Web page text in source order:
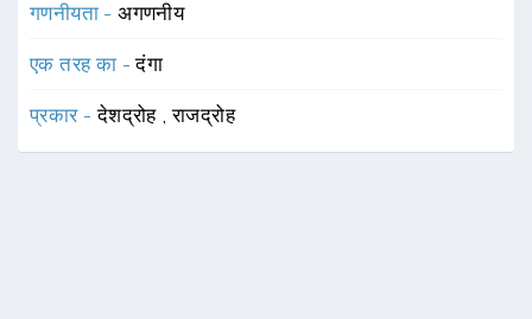
गणनीयता -अगणनीय
एक तरह का -दंगा
प्रकार -देशद्रोह ,राजद्रोह